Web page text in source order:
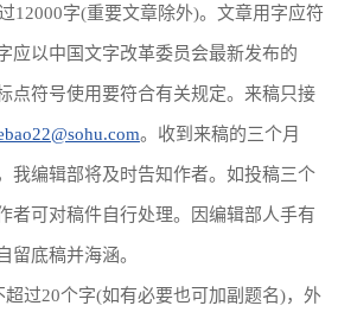
12000字(重要文章除外)。文章用字应符
应以中国文字改革委员会最新发布的
点符号使用要符合有关规定。来稿只接
。收到来稿的三个月
我编辑部将及时告知作者。如投稿三个
者可对稿件自行处理。因编辑部人手有
留底稿并海涵。
过20个字(如有必要也可加副题名)，外